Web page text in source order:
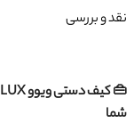
نقد و بررسی
شما